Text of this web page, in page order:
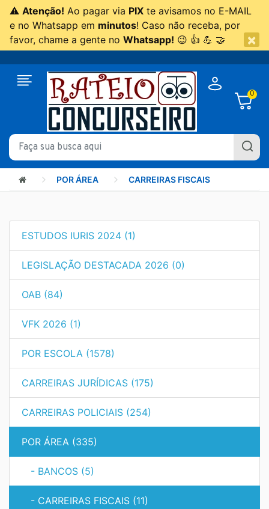
⚠ Atenção! Ao pagar via PIX te avisamos no E-MAIL
e no Whatsapp em minutos! Caso não receba, por
favor, chame a gente no Whatsapp! 😉 👍 💪 🤝 ×
0
POR ÁREA CARREIRAS FISCAIS
ESTUDOS IURIS 2024 (1)
LEGISLAÇÃO DESTACADA 2026 (0)
OAB (84)
VFK 2026 (1)
POR ESCOLA (1578)
CARREIRAS JURÍDICAS (175)
CARREIRAS POLICIAIS (254)
POR ÁREA (335)
- BANCOS (5)
- CARREIRAS FISCAIS (11)